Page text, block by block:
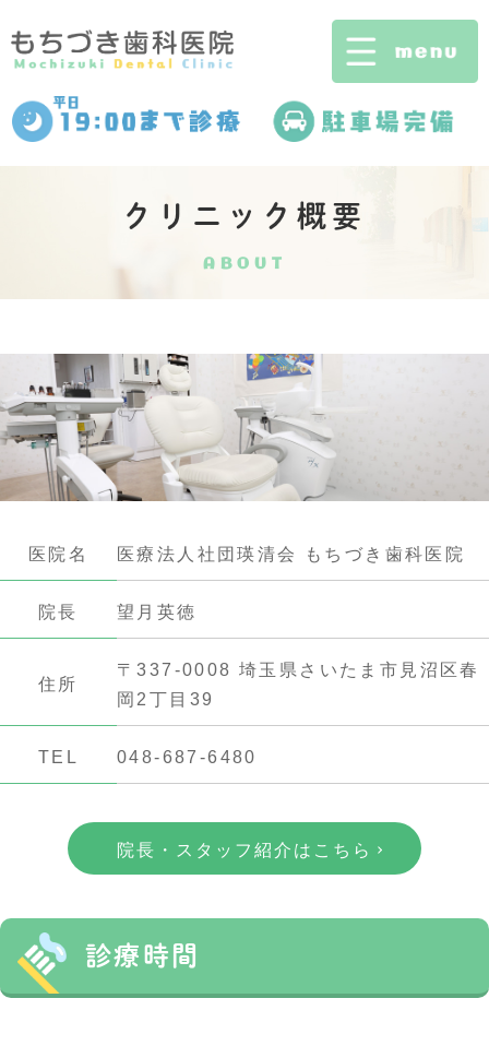
クリニック概要
ABOUT
医院名 医療法人社団瑛清会 もちづき歯科医院
院長 望月英徳
住所
〒337-0008 埼玉県さいたま市見沼区春
岡2丁目39
TEL 048-687-6480
院長・スタッフ紹介はこちら
診療時間